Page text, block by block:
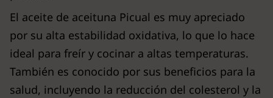
El aceite de aceituna Picual es muy apreciado
por su alta estabilidad oxidativa, lo que lo hace
ideal para freír y cocinar a altas temperaturas.
También es conocido por sus beneficios para la
salud, incluyendo la reducción del colesterol y la